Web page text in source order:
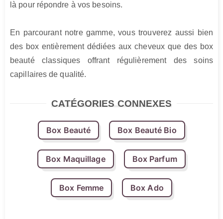
là pour répondre à vos besoins.
En parcourant notre gamme, vous trouverez aussi bien
des box entièrement dédiées aux cheveux que des box
beauté classiques offrant régulièrement des soins
capillaires de qualité.
CATÉGORIES CONNEXES
Box Beauté Box Beauté Bio
Box Maquillage Box Parfum
Box Femme Box Ado